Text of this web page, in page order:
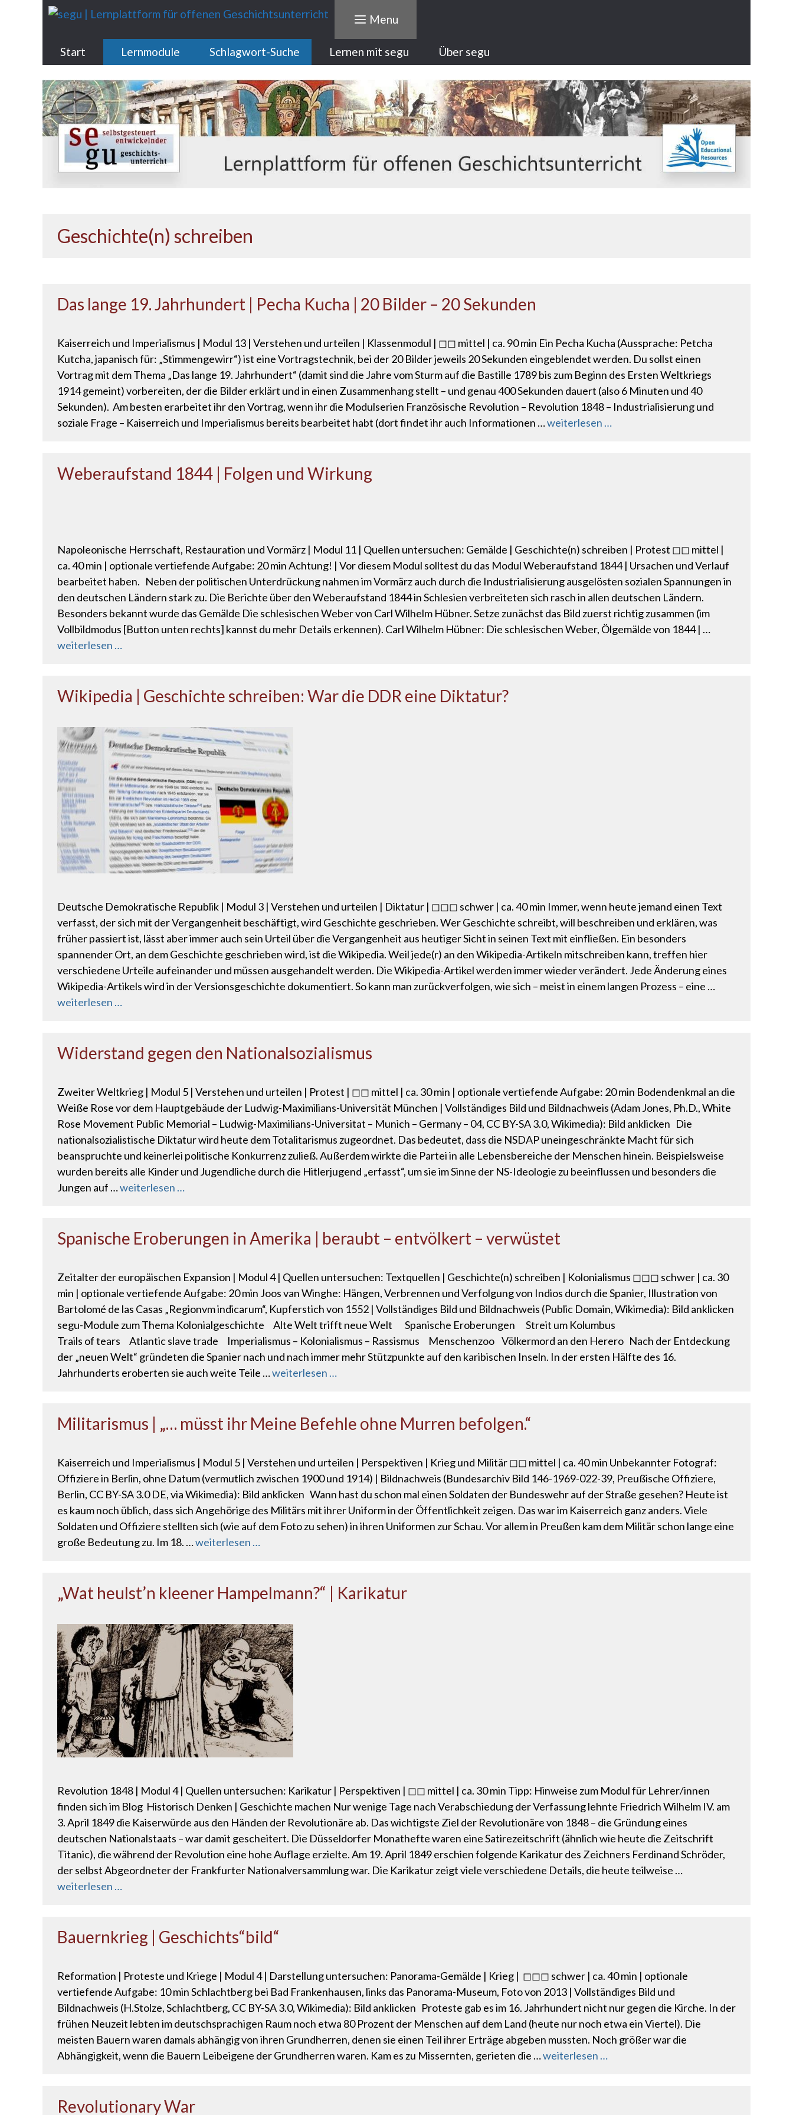
Menu
Start Lernmodule Schlagwort-Suche Lernen mit segu Über segu
Geschichte(n) schreiben
Das lange 19. Jahrhundert | Pecha Kucha | 20 Bilder – 20 Sekunden
Kaiserreich und Imperialismus | Modul 13 | Verstehen und urteilen | Klassenmodul | ◻◻ mittel | ca. 90 min Ein Pecha Kucha (Aussprache: Petcha
Kutcha, japanisch für: „Stimmengewirr“) ist eine Vortragstechnik, bei der 20 Bilder jeweils 20 Sekunden eingeblendet werden. Du sollst einen
Vortrag mit dem Thema „Das lange 19. Jahrhundert“ (damit sind die Jahre vom Sturm auf die Bastille 1789 bis zum Beginn des Ersten Weltkriegs
1914 gemeint) vorbereiten, der die Bilder erklärt und in einen Zusammenhang stellt – und genau 400 Sekunden dauert (also 6 Minuten und 40
Sekunden). Am besten erarbeitet ihr den Vortrag, wenn ihr die Modulserien Französische Revolution – Revolution 1848 – Industrialisierung und
soziale Frage – Kaiserreich und Imperialismus bereits bearbeitet habt (dort findet ihr auch Informationen …weiterlesen …
Weberaufstand 1844 | Folgen und Wirkung
Napoleonische Herrschaft, Restauration und Vormärz | Modul 11 | Quellen untersuchen: Gemälde | Geschichte(n) schreiben | Protest ◻◻ mittel |
ca. 40 min | optionale vertiefende Aufgabe: 20 min Achtung! | Vor diesem Modul solltest du das Modul Weberaufstand 1844 | Ursachen und Verlauf
bearbeitet haben. Neben der politischen Unterdrückung nahmen im Vormärz auch durch die Industrialisierung ausgelösten sozialen Spannungen in
den deutschen Ländern stark zu. Die Berichte über den Weberaufstand 1844 in Schlesien verbreiteten sich rasch in allen deutschen Ländern.
Besonders bekannt wurde das Gemälde Die schlesischen Weber von Carl Wilhelm Hübner. Setze zunächst das Bild zuerst richtig zusammen (im
Vollbildmodus [Button unten rechts] kannst du mehr Details erkennen). Carl Wilhelm Hübner: Die schlesischen Weber, Ölgemälde von 1844 | …
weiterlesen …
Wikipedia | Geschichte schreiben: War die DDR eine Diktatur?
Deutsche Demokratische Republik | Modul 3 | Verstehen und urteilen | Diktatur | ◻◻◻ schwer | ca. 40 min Immer, wenn heute jemand einen Text
verfasst, der sich mit der Vergangenheit beschäftigt, wird Geschichte geschrieben. Wer Geschichte schreibt, will beschreiben und erklären, was
früher passiert ist, lässt aber immer auch sein Urteil über die Vergangenheit aus heutiger Sicht in seinen Text mit einfließen. Ein besonders
spannender Ort, an dem Geschichte geschrieben wird, ist die Wikipedia. Weil jede(r) an den Wikipedia-Artikeln mitschreiben kann, treffen hier
verschiedene Urteile aufeinander und müssen ausgehandelt werden. Die Wikipedia-Artikel werden immer wieder verändert. Jede Änderung eines
Wikipedia-Artikels wird in der Versionsgeschichte dokumentiert. So kann man zurückverfolgen, wie sich – meist in einem langen Prozess – eine …
weiterlesen …
Widerstand gegen den Nationalsozialismus
Zweiter Weltkrieg | Modul 5 | Verstehen und urteilen | Protest | ◻◻ mittel | ca. 30 min | optionale vertiefende Aufgabe: 20 min Bodendenkmal an die
Weiße Rose vor dem Hauptgebäude der Ludwig-Maximilians-Universität München | Vollständiges Bild und Bildnachweis (Adam Jones, Ph.D., White
Rose Movement Public Memorial – Ludwig-Maximilians-Universitat – Munich – Germany – 04, CC BY-SA 3.0, Wikimedia): Bild anklicken Die
nationalsozialistische Diktatur wird heute dem Totalitarismus zugeordnet. Das bedeutet, dass die NSDAP uneingeschränkte Macht für sich
beanspruchte und keinerlei politische Konkurrenz zuließ. Außerdem wirkte die Partei in alle Lebensbereiche der Menschen hinein. Beispielsweise
wurden bereits alle Kinder und Jugendliche durch die Hitlerjugend „erfasst“, um sie im Sinne der NS-Ideologie zu beeinflussen und besonders die
Jungen auf …weiterlesen …
Spanische Eroberungen in Amerika | beraubt – entvölkert – verwüstet
Zeitalter der europäischen Expansion | Modul 4 | Quellen untersuchen: Textquellen | Geschichte(n) schreiben | Kolonialismus ◻◻◻ schwer | ca. 30
min | optionale vertiefende Aufgabe: 20 min Joos van Winghe: Hängen, Verbrennen und Verfolgung von Indios durch die Spanier, Illustration von
Bartolomé de las Casas „Regionvm indicarum“, Kupferstich von 1552 | Vollständiges Bild und Bildnachweis (Public Domain, Wikimedia): Bild anklicken
segu-Module zum Thema Kolonialgeschichte Alte Welt trifft neue Welt Spanische Eroberungen Streit um Kolumbus
Trails of tears Atlantic slave trade Imperialismus – Kolonialismus – Rassismus Menschenzoo Völkermord an den Herero Nach der Entdeckung
der „neuen Welt“ gründeten die Spanier nach und nach immer mehr Stützpunkte auf den karibischen Inseln. In der ersten Hälfte des 16.
Jahrhunderts eroberten sie auch weite Teile …weiterlesen …
Militarismus | „… müsst ihr Meine Befehle ohne Murren befolgen.“
Kaiserreich und Imperialismus | Modul 5 | Verstehen und urteilen | Perspektiven | Krieg und Militär ◻◻ mittel | ca. 40 min Unbekannter Fotograf:
Offiziere in Berlin, ohne Datum (vermutlich zwischen 1900 und 1914) | Bildnachweis (Bundesarchiv Bild 146-1969-022-39, Preußische Offiziere,
Berlin, CC BY-SA 3.0 DE, via Wikimedia): Bild anklicken Wann hast du schon mal einen Soldaten der Bundeswehr auf der Straße gesehen? Heute ist
es kaum noch üblich, dass sich Angehörige des Militärs mit ihrer Uniform in der Öffentlichkeit zeigen. Das war im Kaiserreich ganz anders. Viele
Soldaten und Offiziere stellten sich (wie auf dem Foto zu sehen) in ihren Uniformen zur Schau. Vor allem in Preußen kam dem Militär schon lange eine
große Bedeutung zu. Im 18. …weiterlesen …
„Wat heulst’n kleener Hampelmann?“ | Karikatur
Revolution 1848 | Modul 4 | Quellen untersuchen: Karikatur | Perspektiven | ◻◻ mittel | ca. 30 min Tipp: Hinweise zum Modul für Lehrer/innen
finden sich im Blog Historisch Denken | Geschichte machen Nur wenige Tage nach Verabschiedung der Verfassung lehnte Friedrich Wilhelm IV. am
3. April 1849 die Kaiserwürde aus den Händen der Revolutionäre ab. Das wichtigste Ziel der Revolutionäre von 1848 – die Gründung eines
deutschen Nationalstaats – war damit gescheitert. Die Düsseldorfer Monathefte waren eine Satirezeitschrift (ähnlich wie heute die Zeitschrift
Titanic), die während der Revolution eine hohe Auflage erzielte. Am 19. April 1849 erschien folgende Karikatur des Zeichners Ferdinand Schröder,
der selbst Abgeordneter der Frankfurter Nationalversammlung war. Die Karikatur zeigt viele verschiedene Details, die heute teilweise …
weiterlesen …
Bauernkrieg | Geschichts“bild“
Reformation | Proteste und Kriege | Modul 4 | Darstellung untersuchen: Panorama-Gemälde | Krieg | ◻◻◻ schwer | ca. 40 min | optionale
vertiefende Aufgabe: 10 min Schlachtberg bei Bad Frankenhausen, links das Panorama-Museum, Foto von 2013 | Vollständiges Bild und
Bildnachweis (H.Stolze, Schlachtberg, CC BY-SA 3.0, Wikimedia): Bild anklicken Proteste gab es im 16. Jahrhundert nicht nur gegen die Kirche. In der
frühen Neuzeit lebten im deutschsprachigen Raum noch etwa 80 Prozent der Menschen auf dem Land (heute nur noch etwa ein Viertel). Die
meisten Bauern waren damals abhängig von ihren Grundherren, denen sie einen Teil ihrer Erträge abgeben mussten. Noch größer war die
Abhängigkeit, wenn die Bauern Leibeigene der Grundherren waren. Kam es zu Missernten, gerieten die …weiterlesen …
Revolutionary War